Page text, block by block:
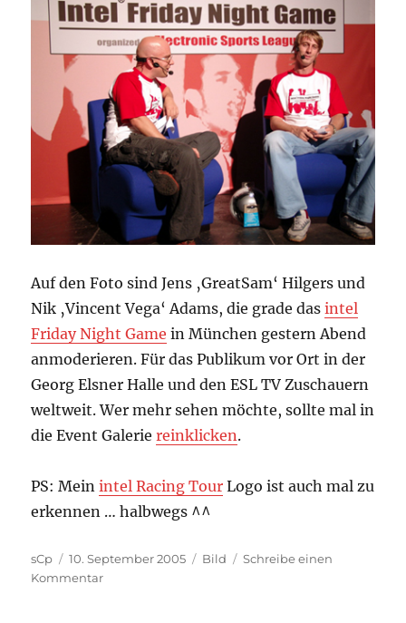
Auf den Foto sind Jens ‚GreatSam‘ Hilgers und
Nik ‚Vincent Vega‘ Adams, die grade dasintel
Friday Night Game in München gestern Abend
anmoderieren. Für das Publikum vor Ort in der
Georg Elsner Halle und den ESL TV Zuschauern
weltweit. Wer mehr sehen möchte, sollte mal in
die Event Galeriereinklicken.
PS: Meinintel Racing Tour Logo ist auch mal zu
erkennen … halbwegs ^^
Autor
sCp
Veröffentlicht
am
10. September 2005 Kategorien
Bild
Schreibe einen
Kommentarzu